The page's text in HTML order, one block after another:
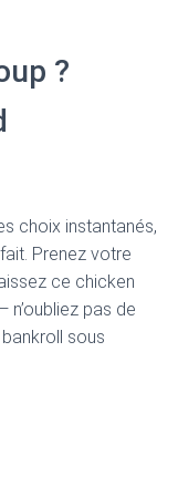
?
choix instantanés,
Prenez votre
ce chicken
pas de
sous